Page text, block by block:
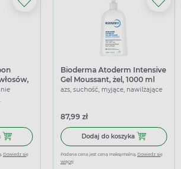
Dodaj do koszyka Biotebal Men, szampon przeciw
Dowiedz się
Bioderma Atoderm Intensive
Gel Moussant, żel, 1000 ml
azs, suchość, myjące, nawilżające
87,99 zł
Dodaj do koszyka Dodaj do
Podana cena jest ceną maksymalną. Dowiedz się
więcej